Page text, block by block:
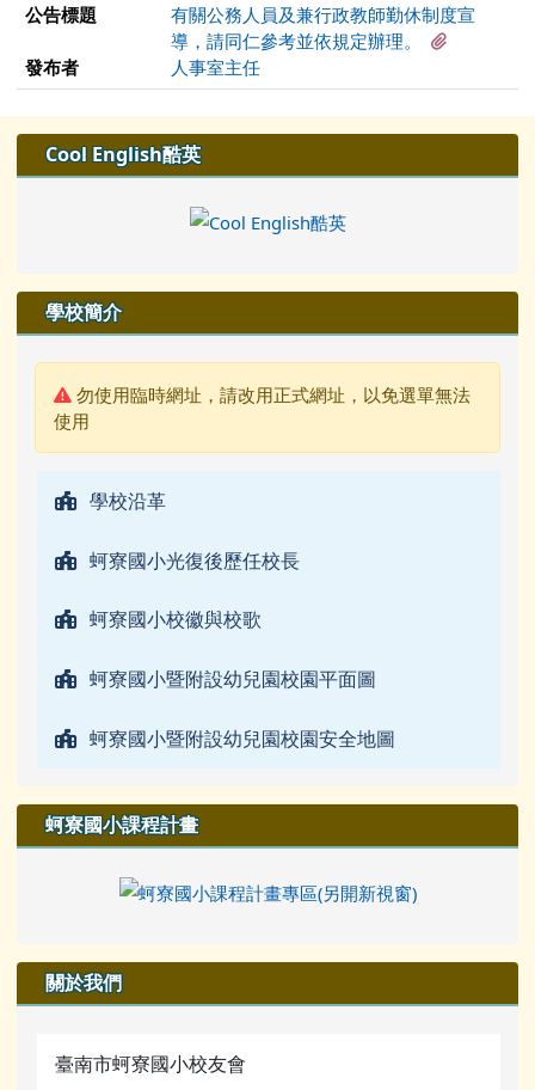
公告標題
有關公務人員及兼行政教師勤休制度宣
導，請同仁參考並依規定辦理。
發布者
人事室主任
左邊區域內容
Cool English酷英
學校簡介
警告:
勿使用臨時網址，請改用正式網址，以免選單無法
使用
學校沿革
蚵寮國小光復後歷任校長
蚵寮國小校徽與校歌
蚵寮國小暨附設幼兒園校園平面圖
蚵寮國小暨附設幼兒園校園安全地圖
蚵寮國小課程計畫
關於我們
臺南市蚵寮國小校友會